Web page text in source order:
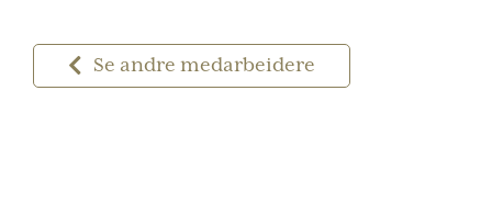
Se andre medarbeidere